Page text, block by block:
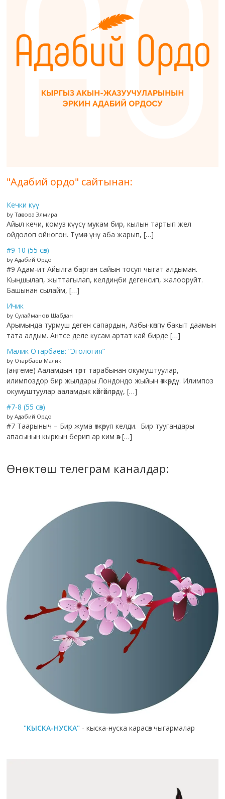
"Адабий ордо" сайтынан:
Кечки күү
by Төлөкова Элмира
Айыл кечи, комуз күүсү мукам бир, кылын тартып жел
ойдолоп ойногон. Түмөн үнү аба жарып, […]
#9-10 (55 сөз)
by Адабий Ордо
#9 Адам-ит Айылга барган сайын тосуп чыгат алдыман.
Кыңшылап, жыттагылап, келдиңби дегенсип, жалооруйт.
Башынан сылайм, […]
Ичик
by Сулайманов Шабдан
Арымында турмуш деген сапардын, Азбы-көппү бакыт даамын
тата алдым. Антсе деле кусам артат кай бирде […]
Малик Отарбаев: “Эгология”
by Отарбаев Малик
(аңгеме) Ааламдын төрт тарабынан окумуштуулар,
илимпоздор бир жылдары Лондондо жыйын өткөрдү. Илимпоз
окумуштуулар ааламдык көйгөйлөрдү, […]
#7-8 (55 сөз)
by Адабий Ордо
#7 Таарыныч – Бир жума өткөрүп келди. Бир туугандары
апасынын кыркын берип ар ким өз […]
Өнөктөш телеграм каналдар:
"КЫСКА-НУСКА" - кыска-нуска карасөз чыгармалар